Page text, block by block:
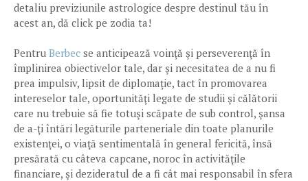
detaliu previziunile astrologice despre destinul tău în
acest an, dă click pe zodia ta!
Pentru Berbec se anticipează voinţă şi perseverenţă în
împlinirea obiectivelor tale, dar şi necesitatea de a nu fi
prea impulsiv, lipsit de diplomaţie, tact în promovarea
intereselor tale, oportunităţi legate de studii şi călătorii
care nu trebuie să fie totuşi scăpate de sub control, şansa
de a-ţi întări legăturile parteneriale din toate planurile
existenţei, o viaţă sentimentală în general fericită, însă
presărată cu câteva capcane, noroc în activităţile
financiare, şi dezideratul de a fi cât mai responsabil în sfera